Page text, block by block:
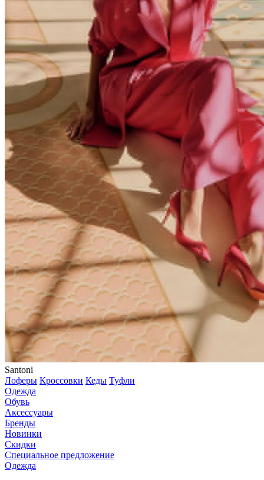
Santoni
Лоферы Кроссовки Кеды Туфли
Одежда
Обувь
Аксессуары
Бренды
Новинки
Скидки
Специальное предложение
Одежда